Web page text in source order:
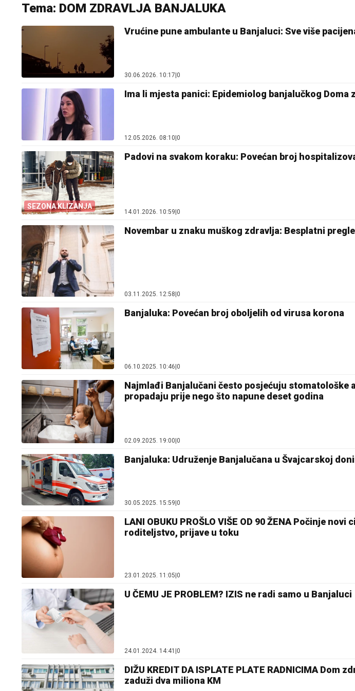
Tema: DOM ZDRAVLJA BANJALUKA
Vrućine pune ambulante u Banjaluci: Sve više
30.06.2026. 10:17 0
Ima li mjesta panici: Epidemiolog banjalučkog Doma
12.05.2026. 08:10 0
SEZONA KLIZANJA
Padovi na svakom koraku: Povećan broj
14.01.2026. 10:59 0
Novembar u znaku muškog zdravlja: Besplatni
03.11.2025. 12:58 0
Banjaluka: Povećan broj oboljelih od virusa korona
06.10.2025. 10:46|0
Najmlađi Banjalučani često posjećuju stomatološke
propadaju prije nego što napune deset godina
02.09.2025. 19:00|0
Banjaluka: Udruženje Banjalučana u Švajcarskoj
30.05.2025. 15:59 0
LANI OBUKU PROŠLO VIŠE OD 90 ŽENA Počinje
roditeljstvo, prijave u toku
23.01.2025. 11:05 0
U ČEMU JE PROBLEM? IZIS ne radi samo u Banjaluci
24.01.2024. 14:41 0
DIŽU KREDIT DA ISPLATE PLATE RADNICIMA Dom
zaduži dva miliona KM